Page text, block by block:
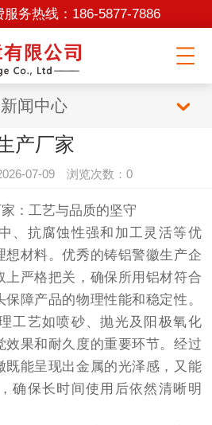
务热线： 186-5877-7886
新闻中心
产厂家
07-09 浏览次数：0
：工艺与品质的坚守
、抗腐蚀性强和加工灵活等优
想材料。优秀的铸铝警徽生产企
上严格把关，确保所用铝材符合
障产品的物理性能和稳定性。
工艺如喷砂、抛光及阳极氧化
效果和耐久度的重要环节。经过
既能呈现出金属的光泽感，又能
确保长时间使用后依然清晰明